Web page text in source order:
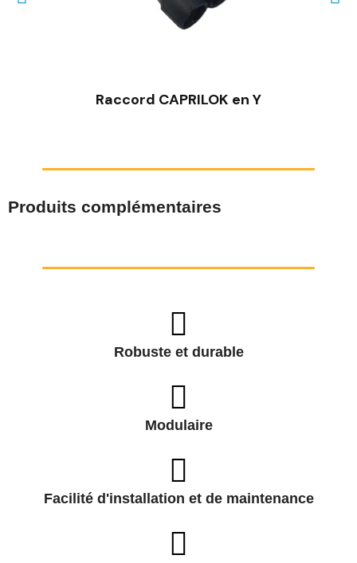
Raccord CAPRILOK en Y
Produits complémentaires
Robuste et durable
Modulaire
Facilité d'installation et de maintenance